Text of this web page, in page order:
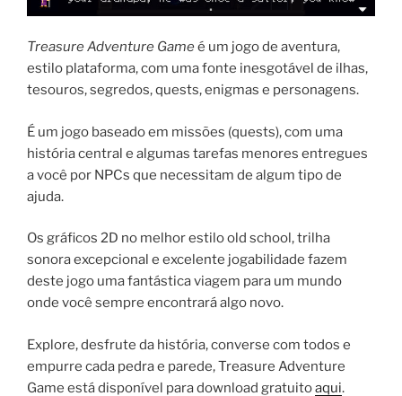
Treasure Adventure Gameé um jogo de aventura,
estilo plataforma, com uma fonte inesgotável de ilhas,
tesouros, segredos, quests, enigmas e personagens.
É um jogo baseado em missões (quests), com uma
história central e algumas tarefas menores entregues
a você por NPCs que necessitam de algum tipo de
ajuda.
Os gráficos 2D no melhor estilo old school, trilha
sonora excepcional e excelente jogabilidade fazem
deste jogo uma fantástica viagem para um mundo
onde você sempre encontrará algo novo.
Explore, desfrute da história, converse com todos e
empurre cada pedra e parede, Treasure Adventure
Game está disponível para download gratuitoaqui.